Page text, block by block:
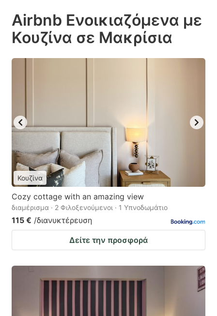
Airbnb Ενοικιαζόμενα με
Κουζίνα σε Μακρίσια
Κουζίνα
Cozy cottage with an amazing view
διαμέρισμα · 2 Φιλοξενούμενοι · 1 Υπνοδωμάτιο
115 € /διανυκτέρευση
Δείτε την προσφορά